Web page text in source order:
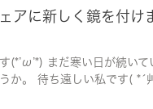
アに新しく鏡を付
(*’ω’*) まだ寒い日が続い
か。 待ち遠しい私です(